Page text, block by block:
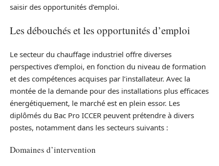
saisir des opportunités d’emploi.
Les débouchés et les opportunités d’emploi
Le secteur du chauffage industriel offre diverses
perspectives d’emploi, en fonction du niveau de formation
et des compétences acquises par l’installateur. Avec la
montée de la demande pour des installations plus efficaces
énergétiquement, le marché est en plein essor. Les
diplômés du Bac Pro ICCER peuvent prétendre à divers
postes, notamment dans les secteurs suivants :
Domaines d’intervention